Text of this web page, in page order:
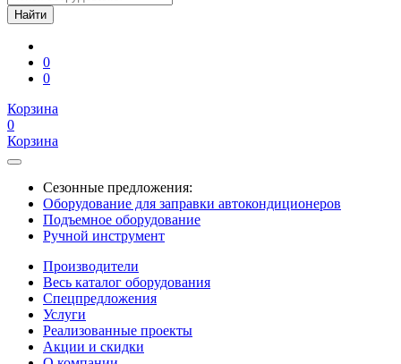
0
0
Корзина
0
Корзина
Сезонные предложения:
Оборудование для заправки автокондиционеров
Подъемное оборудование
Ручной инструмент
Производители
Весь каталог оборудования
Спецпредложения
Услуги
Реализованные проекты
Акции и скидки